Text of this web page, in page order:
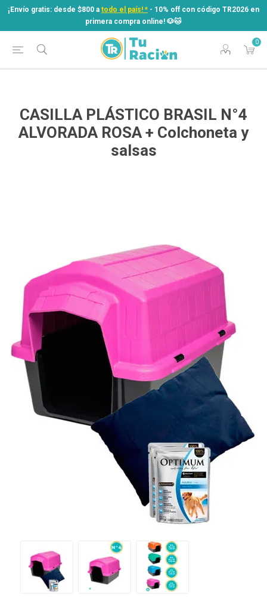
¡Envío gratis: desde $800 a todo el país! * - 10% off con código TR2026 en
primera compra online! ​🐶​🐱
0
¡Envío gratis: desde $800 atodo el país! *
- 10% off con código TR2026 en
primera compra online! ​🐶​🐱
CASILLA PLÁSTICO BRASIL N°4
ALVORADA ROSA + Colchoneta y
salsas